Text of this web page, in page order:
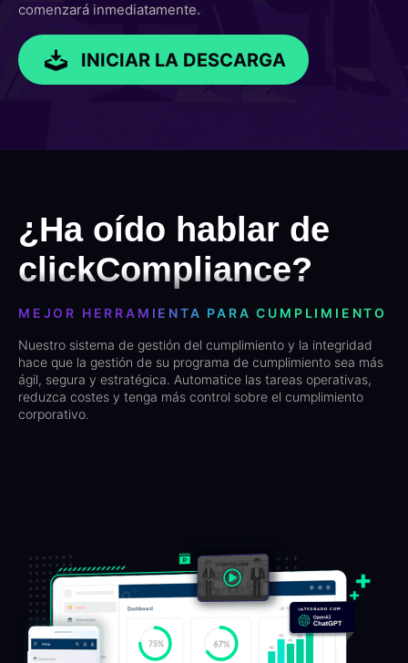
comenzará inmediatamente.
INICIAR LA DESCARGA
¿Ha oído hablar de
clickCompliance?
MEJOR HERRAMIENTA PARA CUMPLIMIENTO
Nuestro sistema de gestión del cumplimiento y la integridad
hace que la gestión de su programa de cumplimiento sea más
ágil, segura y estratégica. Automatice las tareas operativas,
reduzca costes y tenga más control sobre el cumplimiento
corporativo.